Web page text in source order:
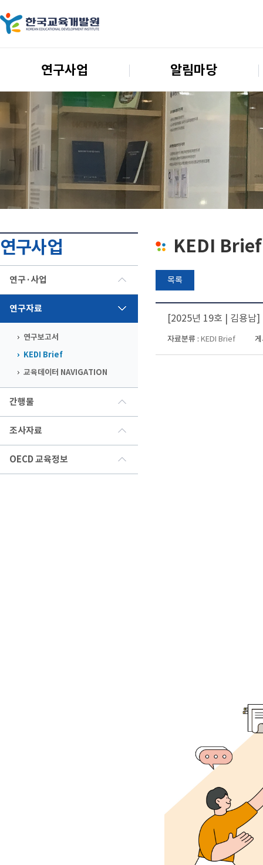
연구사업 알림마당
연구사업
연구·사업
연구자료
연구보고서
KEDI Brief
교육데이터 NAVIGATION
간행물
조사자료
OECD 교육정보
KEDI Brief
목록
[2025년 19호 | 김용남
자료분류 : KEDI Brief